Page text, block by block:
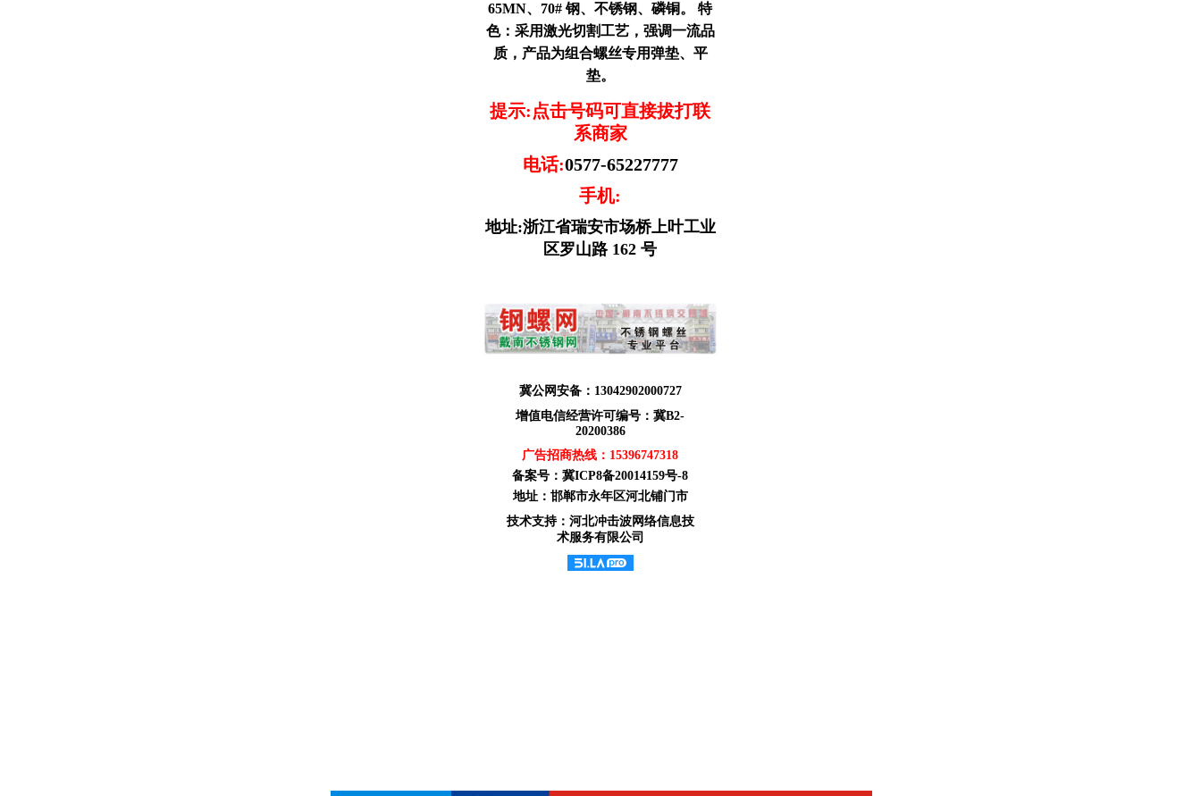
65MN、70# 钢、不锈钢、磷铜。 特
色：采用激光切割工艺，强调一流品
质，产品为组合螺丝专用弹垫、平
垫。
提示:点击号码可直接拔打联
系商家
电话:0577-65227777
手机:
地址:浙江省瑞安市场桥上叶工业
区罗山路 162 号
冀公网安备：13042902000727
增值电信经营许可编号：冀B2-
20200386
广告招商热线： 15396747318
备案号：冀ICP8备20014159号-8
地址：邯郸市永年区河北铺门市
技术支持：河北冲击波网络信息技
术服务有限公司